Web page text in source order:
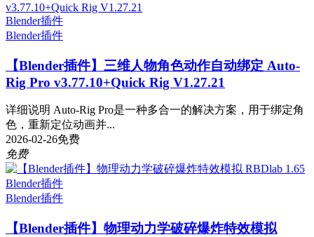
Blender插件
Blender插件
【Blender插件】三维人物角色动作自动绑定 Auto-
Rig Pro v3.77.10+Quick Rig V1.27.21
详细说明 Auto-Rig Pro是一种多合一的解决方案，用于绑定角
色，重新定位动画并...
2026-02-26免费
免费
Blender插件
Blender插件
【Blender插件】物理动力学破碎爆炸特效模拟